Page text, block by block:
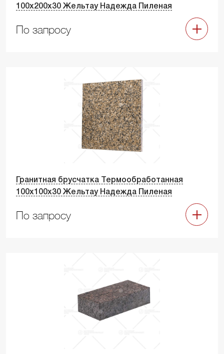
100х200х30 Жельтау Надежда Пиленая
По запросу
Гранитная брусчатка Термообработанная
100х100х30 Жельтау Надежда Пиленая
По запросу